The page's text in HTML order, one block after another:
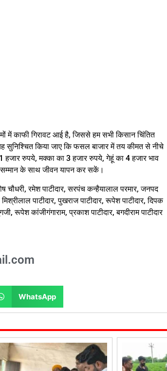
में काफी गिरावट आई है, जिससे हम सभी किसान चिंतित
किया जाए कि फसल बाजार में तय कीमत से नीचे
रुपये, मक्का का 3 हजार रुपये, गेहूं का 4 हजार भाव
सम्मान के साथ जीवन यापन कर सकें।
चौधरी, रमेश पाटीदार, सरपंच कन्हैयालाल परमार, जनपद
पाटीदार, पुखराज पाटीदार, रूपेश पाटीदार, दिपक
रूपेश कांजीगंगाराम, प्रकाश पाटीदार, बगदीराम पाटीदार
WhatsApp